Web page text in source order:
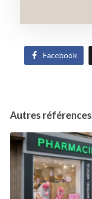
Facebook
Autres références